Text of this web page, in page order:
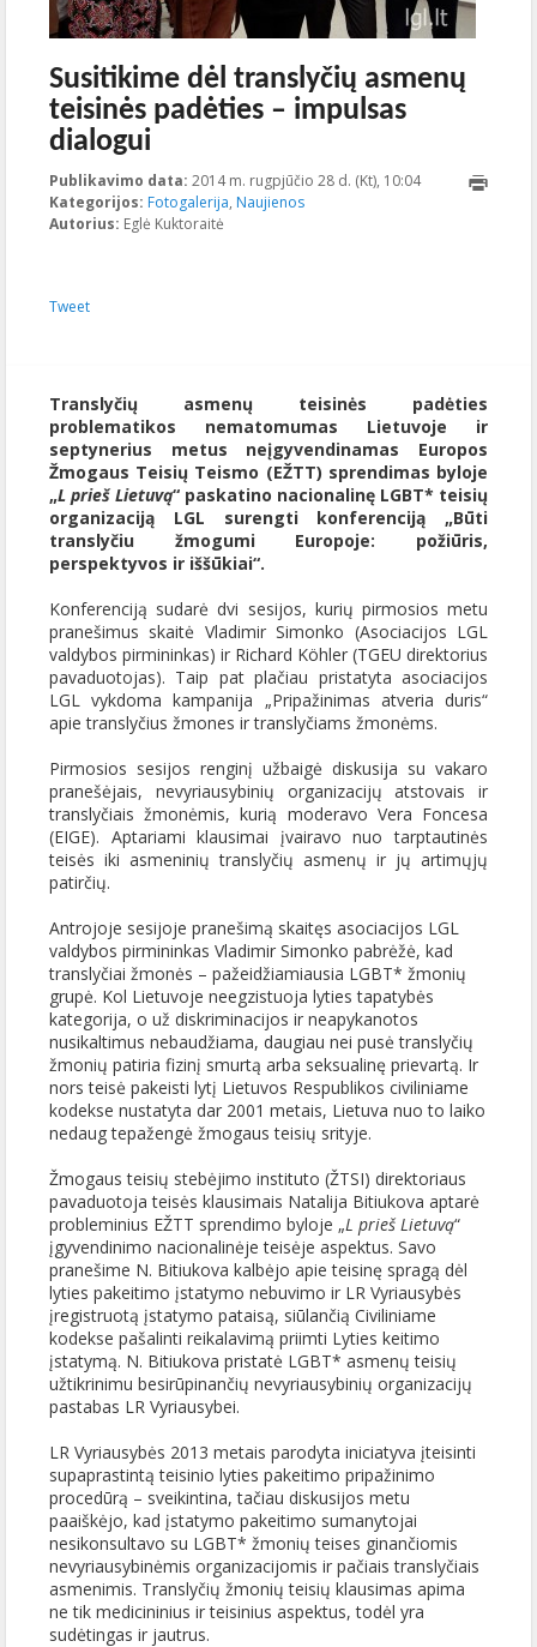
Susitikime dėl translyčių asmenų
teisinės padėties – impulsas
dialogui
Publikavimo data: 2014 m. rugpjūčio 28 d. (Kt), 10:042015-11-
Kategorijos: Fotogalerija, Naujienos
Autorius: Eglė Kuktoraitė
Tweet
Translyčių asmenų teisinės padėties
problematikos nematomumas Lietuvoje ir
septynerius metus neįgyvendinamas Europos
Žmogaus Teisių Teismo (EŽTT) sprendimas byloje
„L prieš Lietuvą“ paskatino nacionalinę LGBT* teisių
organizaciją LGL surengtikonferenciją „Būti
translyčiu žmogumi Europoje: požiūris,
perspektyvos ir iššūkiai“.
Konferenciją sudarė dvi sesijos, kurių pirmosios metu
pranešimus skaitė Vladimir Simonko (Asociacijos LGL
valdybos pirmininkas) ir Richard Köhler (TGEU direktorius
pavaduotojas). Taip pat plačiau pristatyta asociacijos
LGL vykdoma kampanija „Pripažinimas atveria duris“
apie translyčius žmones ir translyčiams žmonėms.
Pirmosios sesijos renginį užbaigė diskusija su vakaro
pranešėjais, nevyriausybinių organizacijų atstovais ir
translyčiais žmonėmis, kurią moderavo Vera Foncesa
(EIGE). Aptariami klausimai įvairavo nuo tarptautinės
teisės iki asmeninių translyčių asmenų ir jų artimųjų
patirčių.
Antrojoje sesijoje pranešimą skaitęs asociacijos LGL
valdybos pirmininkas Vladimir Simonko pabrėžė, kad
translyčiai žmonės – pažeidžiamiausia LGBT* žmonių
grupė. Kol Lietuvoje neegzistuoja lyties tapatybės
kategorija, o už diskriminacijos ir neapykanotos
nusikaltimus nebaudžiama, daugiau nei pusė translyčių
žmonių patiria fizinį smurtą arba seksualinę prievartą. Ir
nors teisė pakeisti lytį Lietuvos Respublikos civiliniame
kodekse nustatyta dar 2001 metais, Lietuva nuo to laiko
nedaug tepažengė žmogaus teisių srityje.
Žmogaus teisių stebėjimo instituto (ŽTSI) direktoriaus
pavaduotoja teisės klausimais Natalija Bitiukova aptarė
probleminius EŽTT sprendimo byloje „L prieš Lietuvą“
įgyvendinimo nacionalinėje teisėje aspektus. Savo
pranešime N. Bitiukova kalbėjo apie teisinę spragą dėl
lyties pakeitimo įstatymo nebuvimo ir LR Vyriausybės
įregistruotą įstatymo pataisą, siūlančią Civiliniame
kodekse pašalinti reikalavimą priimti Lyties keitimo
įstatymą. N. Bitiukova pristatė LGBT* asmenų teisių
užtikrinimu besirūpinančių nevyriausybinių organizacijų
pastabas LR Vyriausybei.
LR Vyriausybės 2013 metais parodyta iniciatyva įteisinti
supaprastintą teisinio lyties pakeitimo pripažinimo
procedūrą – sveikintina, tačiau diskusijos metu
paaiškėjo, kad įstatymo pakeitimo sumanytojai
nesikonsultavo su LGBT* žmonių teises ginančiomis
nevyriausybinėmis organizacijomis ir pačiais translyčiais
asmenimis. Translyčių žmonių teisių klausimas apima
ne tik medicininius ir teisinius aspektus, todėl yra
sudėtingas ir jautrus.